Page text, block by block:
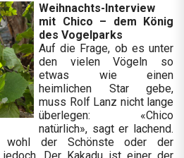
Weihnachts-Interview
mit Chico – dem König
des Vogelparks
Auf die Frage, ob es unter
den vielen Vögeln so
etwas wie einen
heimlichen Star gebe,
muss Rolf Lanz nicht lange
überlegen: «Chico
natürlich», sagt er lachend.
der Schönste oder der